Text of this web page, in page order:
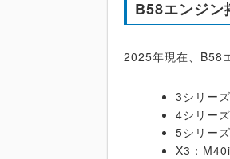
B58エンジン
2025年現在、B58
3シリー
4シリー
5シリー
X3：M40i